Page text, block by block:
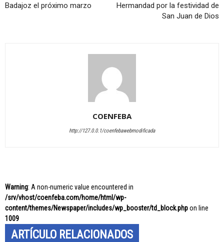
Badajoz el próximo marzo
Hermandad por la festividad de
San Juan de Dios
COENFEBA
http://127.0.0.1/coenfebawebmodificada
Warning: A non-numeric value encountered in
/srv/vhost/coenfeba.com/home/html/wp-
content/themes/Newspaper/includes/wp_booster/td_block.phpon line
1009
ARTÍCULO RELACIONADOS